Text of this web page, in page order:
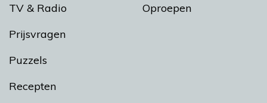
TV & Radio
Prijsvragen
Puzzels
Recepten
Oproepen